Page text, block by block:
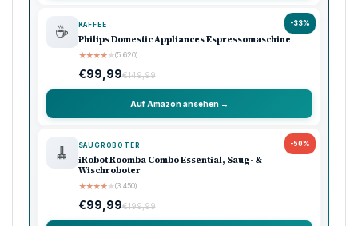
-33%
☕ KAFFEE
Philips Domestic Appliances Espressomaschine
★★★★★(5.620)
€99,99€149,99
Auf Amazon ansehen →
-50%
🧹 SAUGROBOTER
iRobot Roomba Combo Essential, Saug- &
Wischroboter
★★★★★(3.450)
€99,99€199,99